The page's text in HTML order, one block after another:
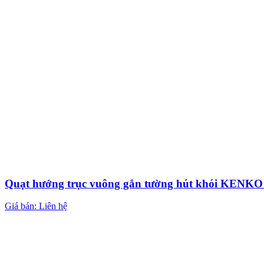
Quạt hướng trục vuông gắn tường hút khói
Giá bán: Liên hệ